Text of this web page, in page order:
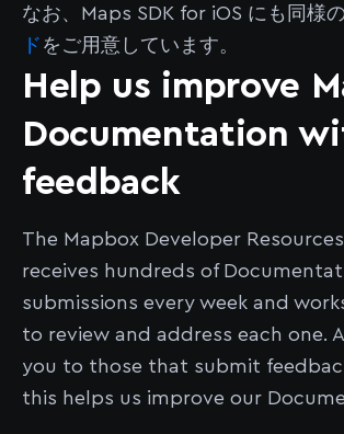
なお、Maps SDK for iOS にも同様
ド をご用意しています。
Help us improve
Documentation
feedback
The Mapbox Developer
receives hundreds of
submissions every week and
to review and address each one.
you to those that submit
this helps us improve our